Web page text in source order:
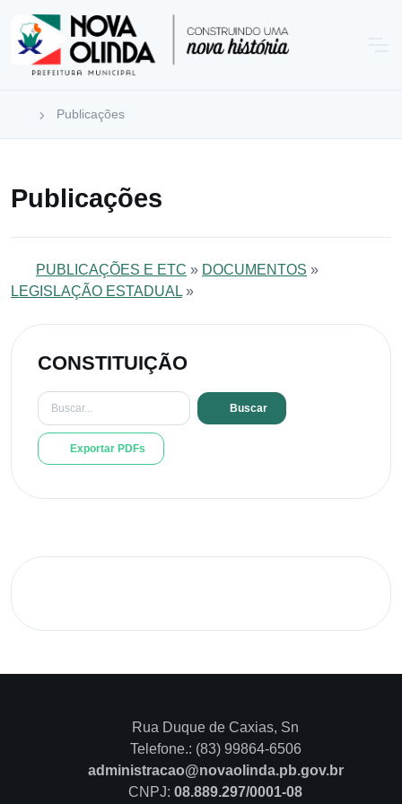
Publicações
Publicações
PUBLICAÇÕES E ETC » DOCUMENTOS »
LEGISLAÇÃO ESTADUAL »
CONSTITUIÇÃO
Buscar
Exportar PDFs
Rua Duque de Caxias, Sn
Telefone.: (83) 99864-6506
administracao@novaolinda.pb.gov.br
CNPJ: 08.889.297/0001-08